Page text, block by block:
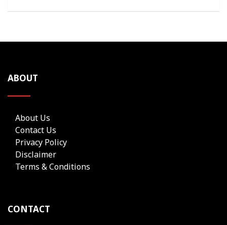
ABOUT
About Us
Contact Us
Privacy Policy
Disclaimer
Terms & Conditions
CONTACT